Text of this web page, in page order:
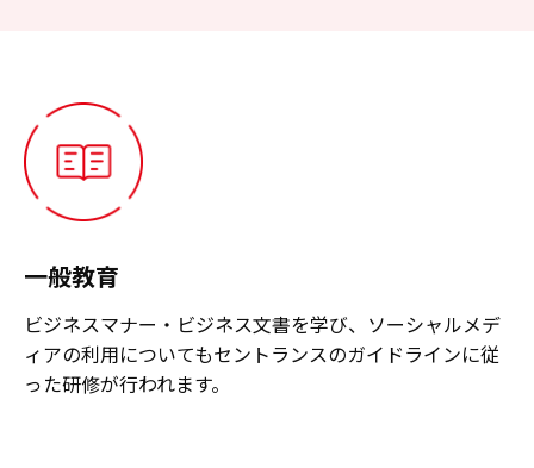
一般教育
ビジネスマナー・ビジネス文書を学び、ソーシャルメデ
ィアの利用についてもセントランスのガイドラインに従
った研修が行われます。